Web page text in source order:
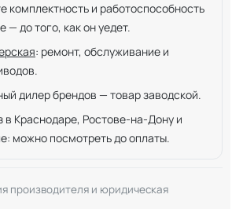
комплектность и работоспособность
— до того, как он уедет.
: ремонт, обслуживание и
дилер брендов — товар заводской.
Краснодаре, Ростове-на-Дону и
можно посмотреть до оплаты.
производителя и юридическая